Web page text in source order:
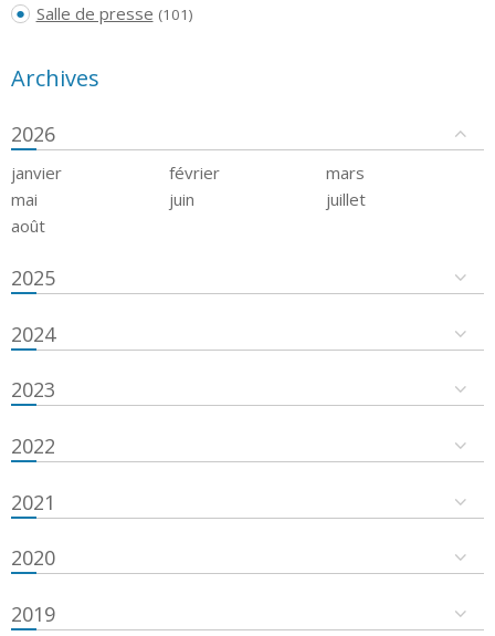
Salle de presse (101)
Archives
2026
janvier février
mars
mai
juin
juillet
août
2025
2024
2023
2022
2021
2020
2019